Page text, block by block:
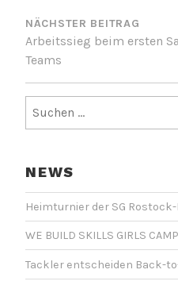
NÄCHSTER BEITRAG
Arbeitssieg beim ersten
Teams
nach:
NEWS
Heimturnier der SG
WE BUILD SKILLS GIRLS
Tackler entscheiden Back-